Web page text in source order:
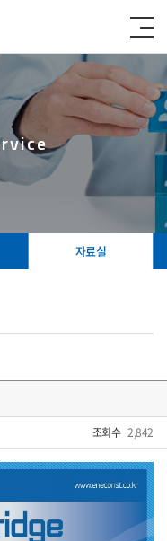
자료실
조회수 2,842